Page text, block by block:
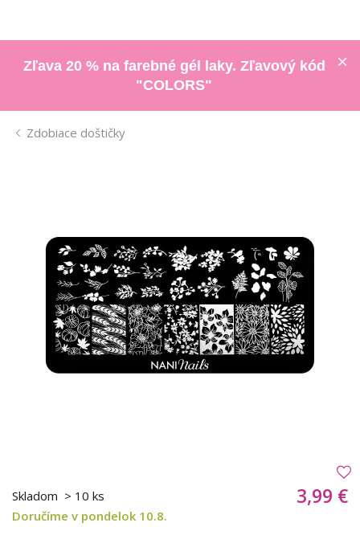
Zľava 20 % na farebné gél laky. Zľavový kód
"COLORS"
Zdobiace doštičky
Skladom > 10 ks
Doručíme v pondelok 10.8.
3,99 €